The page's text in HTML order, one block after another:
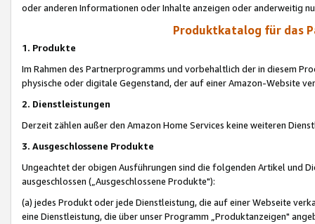
oder anderen Informationen oder Inhalte anzeigen oder anderweitig
Produktkatalog für das
1. Produkte
Im Rahmen des Partnerprogramms und vorbehaltlich der in diesem
physische oder digitale Gegenstand, der auf einer Amazon-Website
2. Dienstleistungen
Derzeit zählen außer den Amazon Home Services keine weiteren
3. Ausgeschlossene Produkte
Ungeachtet der obigen Ausführungen sind die folgenden Artikel und
ausgeschlossen („Ausgeschlossene Produkte"):
(a) jedes Produkt oder jede Dienstleistung, die auf einer Webseite
eine Dienstleistung, die über unser Programm „Produktanzeigen"